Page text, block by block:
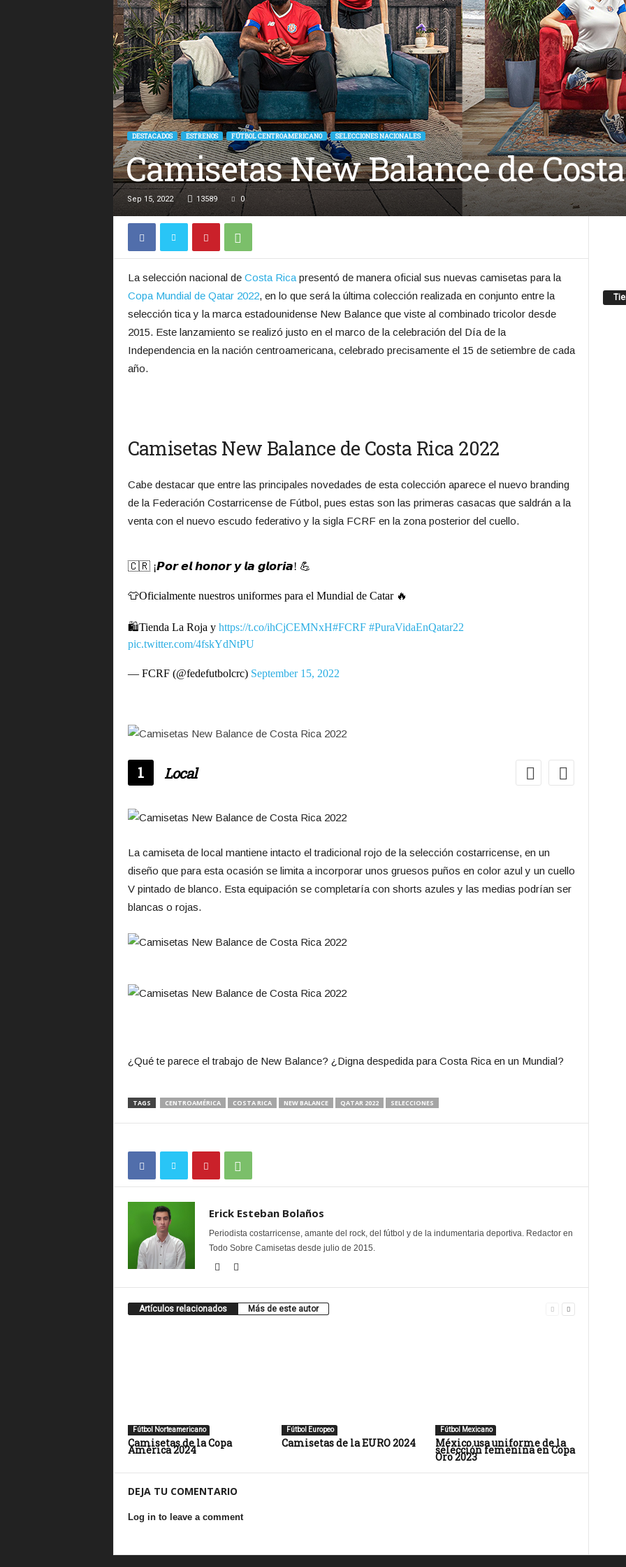
DESTACADOS ESTRENOS FÚTBOL CENTROAMERICANO SELECCIONES NACIONALES
Camisetas New Balance de
Sep 15, 2022 13589 0
La selección nacional de Costa Ricapresentó de manera oficial sus nuevas camisetas para la
Copa Mundial de Qatar 2022, en lo que será la última colección realizada en conjunto entre la
selección tica y la marca estadounidense New Balance que viste al combinado tricolor desde
2015. Este lanzamiento se realizó justo en el marco de la celebración del Día de la
Independencia en la nación centroamericana, celebrado precisamente el 15 de setiembre de cada
año.
Camisetas New Balance de Costa Rica 2022
Cabe destacar que entre las principales novedades de esta colección aparece el nuevo branding
de la Federación Costarricense de Fútbol, pues estas son las primeras casacas que saldrán a la
venta con el nuevo escudo federativo y la sigla FCRF en la zona posterior del cuello.
🇨🇷 ¡𝙋𝙤𝙧 𝙚𝙡 𝙝𝙤𝙣𝙤𝙧 𝙮 𝙡𝙖 𝙜𝙡𝙤𝙧𝙞𝙖! 💪
👕Oficialmente nuestros uniformes para el Mundial de Catar 🔥
🛍️Tienda La Roja y https://t.co/ihCjCEMNxH#FCRF #PuraVidaEnQatar22
pic.twitter.com/4fskYdNtPU
— FCRF (@fedefutbolcrc) September 15, 2022
1 Local
La camiseta de local mantiene intacto el tradicional rojo de la selección costarricense, en un
diseño que para esta ocasión se limita a incorporar unos gruesos puños en color azul y un cuello
V pintado de blanco. Esta equipación se completaría con shorts azules y las medias podrían ser
blancas o rojas.
¿Qué te parece el trabajo de New Balance? ¿Digna despedida para Costa Rica en un Mundial?
TAGS CENTROAMÉRICA COSTA RICA NEW BALANCE QATAR 2022 SELECCIONES
Erick Esteban Bolaños
Periodista costarricense, amante del rock, del fútbol y de la indumentaria deportiva. Redactor en
Todo Sobre Camisetas desde julio de 2015.
Artículos relacionados Más de este autor
Fútbol Norteamericano
Camisetas de la Copa
América 2024
Fútbol Europeo
Camisetas de la EURO 2024
Fútbol Mexicano
México usa uniforme de la
selección femenina en Copa
Oro 2023
DEJA TU COMENTARIO
Log in to leave a comment